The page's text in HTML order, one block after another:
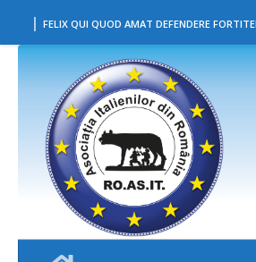
Skip to content
| FELIX QUI QUOD AMAT DEFENDERE